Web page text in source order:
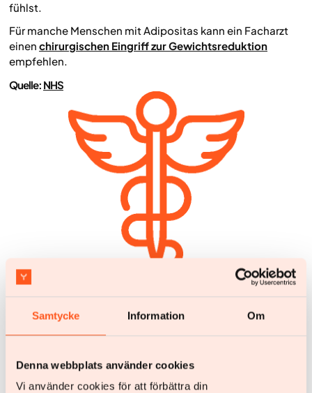
Samtycke Information Om
Denna webbplats använder cookies
Vi använder cookies för att förbättra din
fühlst.
Für manche Menschen mit Adipositas kann ein Facharzt
einen chirurgischen Eingriff zur Gewichtsreduktion
empfehlen.
Quelle: NHS